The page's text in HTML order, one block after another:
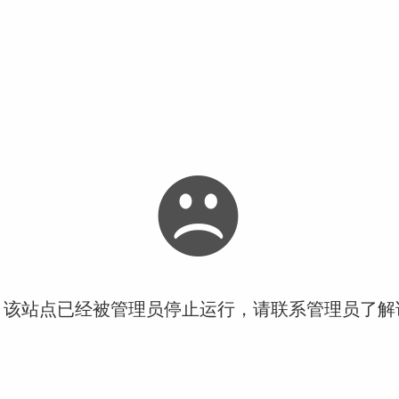
站点已经被管理员停止运行，请联系管理员了